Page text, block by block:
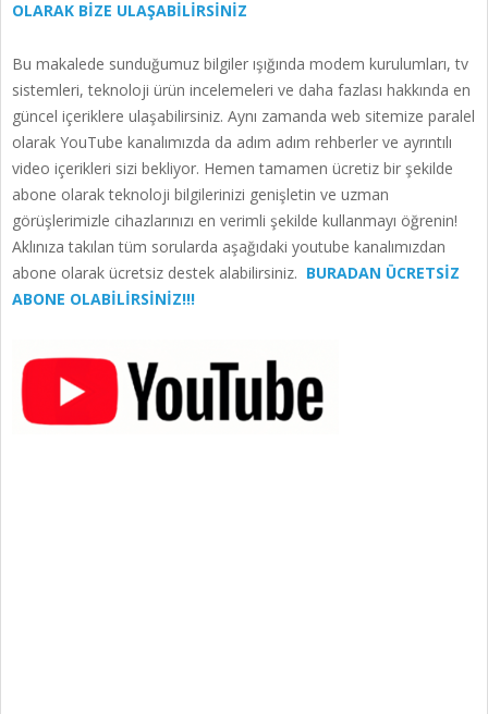
OLARAK BİZE ULAŞABİLİRSİNİZ
Bu makalede sunduğumuz bilgiler ışığında modem kurulumları, tv
sistemleri, teknoloji ürün incelemeleri ve daha fazlası hakkında en
güncel içeriklere ulaşabilirsiniz. Aynı zamanda web sitemize paralel
olarak YouTube kanalımızda da adım adım rehberler ve ayrıntılı
video içerikleri sizi bekliyor. Hemen tamamen ücretiz bir şekilde
abone olarak teknoloji bilgilerinizi genişletin ve uzman
görüşlerimizle cihazlarınızı en verimli şekilde kullanmayı öğrenin!
Aklınıza takılan tüm sorularda aşağıdaki youtube kanalımızdan
abone olarak ücretsiz destek alabilirsiniz. BURADAN ÜCRETSİZ
ABONE OLABİLİRSİNİZ!!!